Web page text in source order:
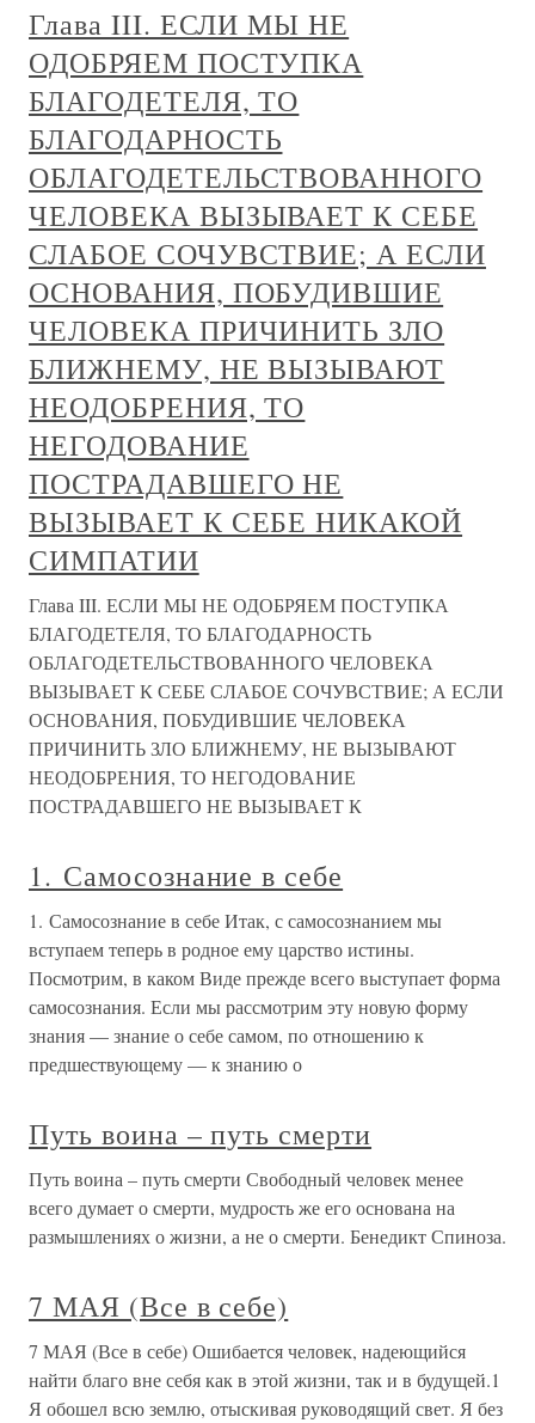
Глава III. ЕСЛИ МЫ НЕ
ОДОБРЯЕМ ПОСТУПКА
БЛАГОДЕТЕЛЯ, ТО
БЛАГОДАРНОСТЬ
ОБЛАГОДЕТЕЛЬСТВОВАННОГО
ЧЕЛОВЕКА ВЫЗЫВАЕТ К СЕБЕ
СЛАБОЕ СОЧУВСТВИЕ; А ЕСЛИ
ОСНОВАНИЯ, ПОБУДИВШИЕ
ЧЕЛОВЕКА ПРИЧИНИТЬ ЗЛО
БЛИЖНЕМУ, НЕ ВЫЗЫВАЮТ
НЕОДОБРЕНИЯ, ТО
НЕГОДОВАНИЕ
ПОСТРАДАВШЕГО НЕ
ВЫЗЫВАЕТ К СЕБЕ НИКАКОЙ
СИМПАТИИ
Глава III. ЕСЛИ МЫ НЕ ОДОБРЯЕМ ПОСТУПКА
БЛАГОДЕТЕЛЯ, ТО БЛАГОДАРНОСТЬ
ОБЛАГОДЕТЕЛЬСТВОВАННОГО ЧЕЛОВЕКА
ВЫЗЫВАЕТ К СЕБЕ СЛАБОЕ СОЧУВСТВИЕ; А ЕСЛИ
ОСНОВАНИЯ, ПОБУДИВШИЕ ЧЕЛОВЕКА
ПРИЧИНИТЬ ЗЛО БЛИЖНЕМУ, НЕ ВЫЗЫВАЮТ
НЕОДОБРЕНИЯ, ТО НЕГОДОВАНИЕ
ПОСТРАДАВШЕГО НЕ ВЫЗЫВАЕТ К
1. Самосознание в себе
1. Самосознание в себе Итак, с самосознанием мы
вступаем теперь в родное ему царство истины.
Посмотрим, в каком Виде прежде всего выступает форма
самосознания. Если мы рассмотрим эту новую форму
знания — знание о себе самом, по отношению к
предшествующему — к знанию о
Путь воина – путь смерти
Путь воина – путь смерти Свободный человек менее
всего думает о смерти, мудрость же его основана на
размышлениях о жизни, а не о смерти. Бенедикт Спиноза.
7 МАЯ (Все в себе)
7 МАЯ (Все в себе) Ошибается человек, надеющийся
найти благо вне себя как в этой жизни, так и в будущей.1
Я обошел всю землю, отыскивая руководящий свет. Я без